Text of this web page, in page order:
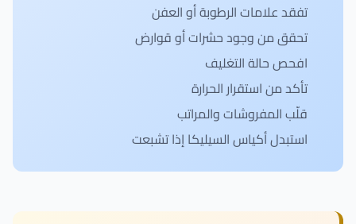
تفقد علامات الرطوبة أو العفن
تحقق من وجود حشرات أو قوارض
افحص حالة التغليف
تأكد من استقرار الحرارة
قلّب المفروشات والمراتب
استبدل أكياس السيليكا إذا تشبعت